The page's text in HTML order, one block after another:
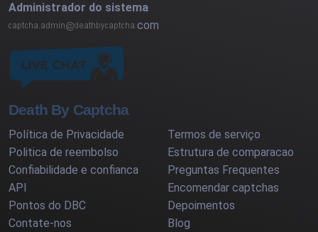
Administrador do sistema
com
Death By Captcha
Política de Privacidade
Termos de serviço
Politica de reembolso
Estrutura de comparacao
Confiabilidade e confianca
Preguntas Frequentes
API
Encomendar captchas
Pontos do DBC
Depoimentos
Contate-nos
Blog